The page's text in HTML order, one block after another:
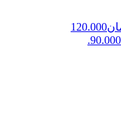
قیمت اصلی: تومان120.000